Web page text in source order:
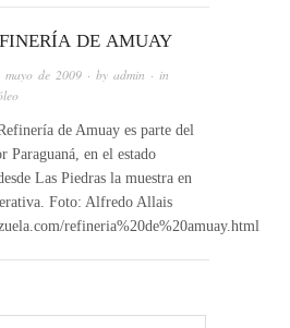
DE AMUAY
mayo de 2009 · byadmin · in
de Amuay es parte del
Paraguaná, en el estado
Las Piedras la muestra en
Foto: Alfredo Allais
refineria%20de%20amuay.html